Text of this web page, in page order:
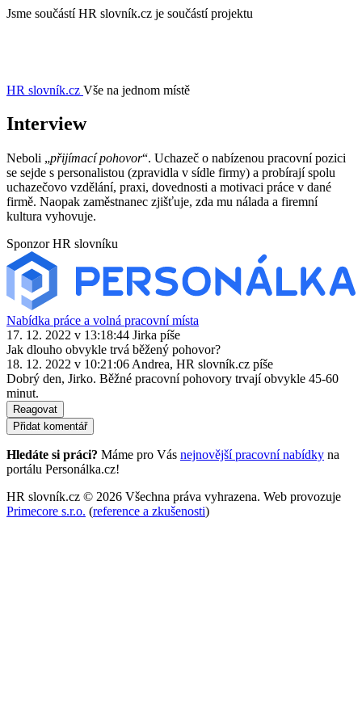
Jsme součástí HR slovník.cz je součástí projektu
HR slovník.cz Vše na jednom místě
Interview
Neboli „přijímací pohovor“. Uchazeč o nabízenou pracovní pozici
se sejde s personalistou (zpravidla v sídle firmy) a probírají spolu
uchazečovo vzdělání, praxi, dovednosti a motivaci práce v dané
firmě. Naopak zaměstnanec zjišťuje, zda mu nálada a firemní
kultura vyhovuje.
Sponzor HR slovníku
Nabídka práce a volná pracovní místa
17. 12. 2022 v 13:18:44 Jirka píše
Jak dlouho obvykle trvá běžený pohovor?
18. 12. 2022 v 10:21:06 Andrea, HR slovník.cz píše
Dobrý den, Jirko. Běžné pracovní pohovory trvají obvykle 45-60
minut.
Reagovat
Přidat komentář
Hledáte si práci? Máme pro Vás nejnovější pracovní nabídky na
portálu Personálka.cz!
HR slovník.cz © 2026 Všechna práva vyhrazena. Web provozuje
Primecore s.r.o. (reference a zkušenosti)